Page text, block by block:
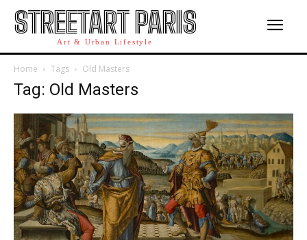
STREETART PARIS
Art & Urban Lifestyle
Home Tags Old Masters
Tag: Old Masters